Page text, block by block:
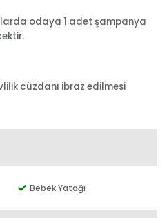
odaya 1 adet şampanya
cüzdanı ibraz edilmesi
Bebek Yatağı